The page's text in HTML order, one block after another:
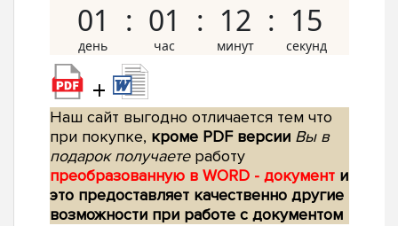
01 01 12 14
+
Наш сайт выгодно отличается тем что
при покупке, кроме PDF версии Вы в
подарок получаетеработу
преобразованную в WORD - документ и
это предоставляет качественно другие
возможности при работе с документом